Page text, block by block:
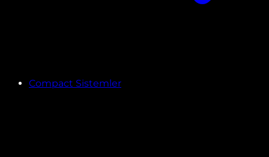
Compact Sistemler